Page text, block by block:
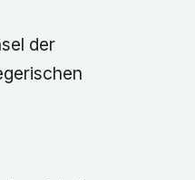
der